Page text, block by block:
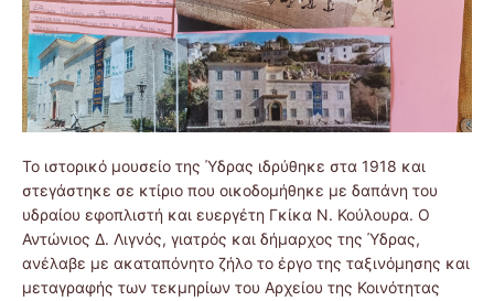
Το ιστορικό μουσείο της Ύδρας ιδρύθηκε στα 1918 και
στεγάστηκε σε κτίριο που οικοδομήθηκε με δαπάνη του
υδραίου εφοπλιστή και ευεργέτη Γκίκα Ν. Κούλουρα. Ο
Αντώνιος Δ. Λιγνός, γιατρός και δήμαρχος της Ύδρας,
ανέλαβε με ακαταπόνητο ζήλο το έργο της ταξινόμησης και
μεταγραφής των τεκμηρίων του Αρχείου της Κοινότητας